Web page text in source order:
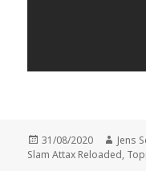
Veröffentlicht
am
31/08/2020 Autor
Jens
Slam Attax Reloaded,